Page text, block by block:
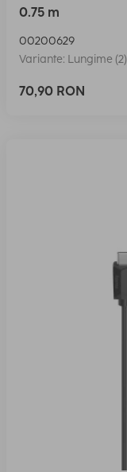
0.75 m
00200629
Variante: Lungime (2)
70,90 RON